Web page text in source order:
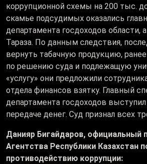
коррупционной схемы на 200 тыс.
скамье подсудимых оказались
департамента госдоходов области,
Тараза. По данным следствия,
вернуть табачную продукцию,
по решению суда и подлежащую
«услугу» они предложили
отдела финансов взятку. Главный
департамента госдоходов
передаче денег. Суд признал всех
Данияр Бигайдаров, официальный
Агентства Республики Казахстан
противодействию коррупции: